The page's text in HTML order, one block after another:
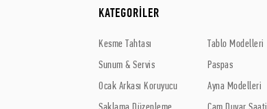
KATEGORİLER
Kesme Tahtası
Sunum & Servis
Ocak Arkası Koruyucu
Tablo Modelleri
Paspas
Ayna Modelleri